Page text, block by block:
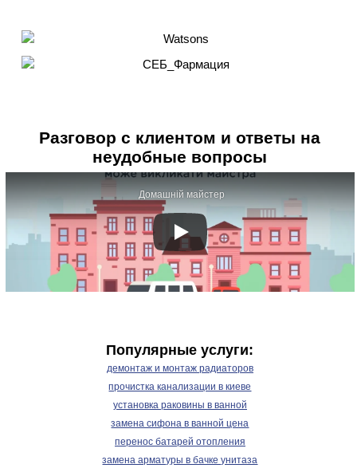
Разговор с клиентом и ответы на
неудобные вопросы
Домашній майстер
Популярные услуги:
демонтаж и монтаж радиаторов
прочистка канализации в киеве
установка раковины в ванной
замена сифона в ванной цена
перенос батарей отопления
замена арматуры в бачке унитаза